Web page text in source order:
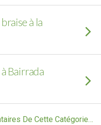
à la
Bairrada
De Cette Catégorie…